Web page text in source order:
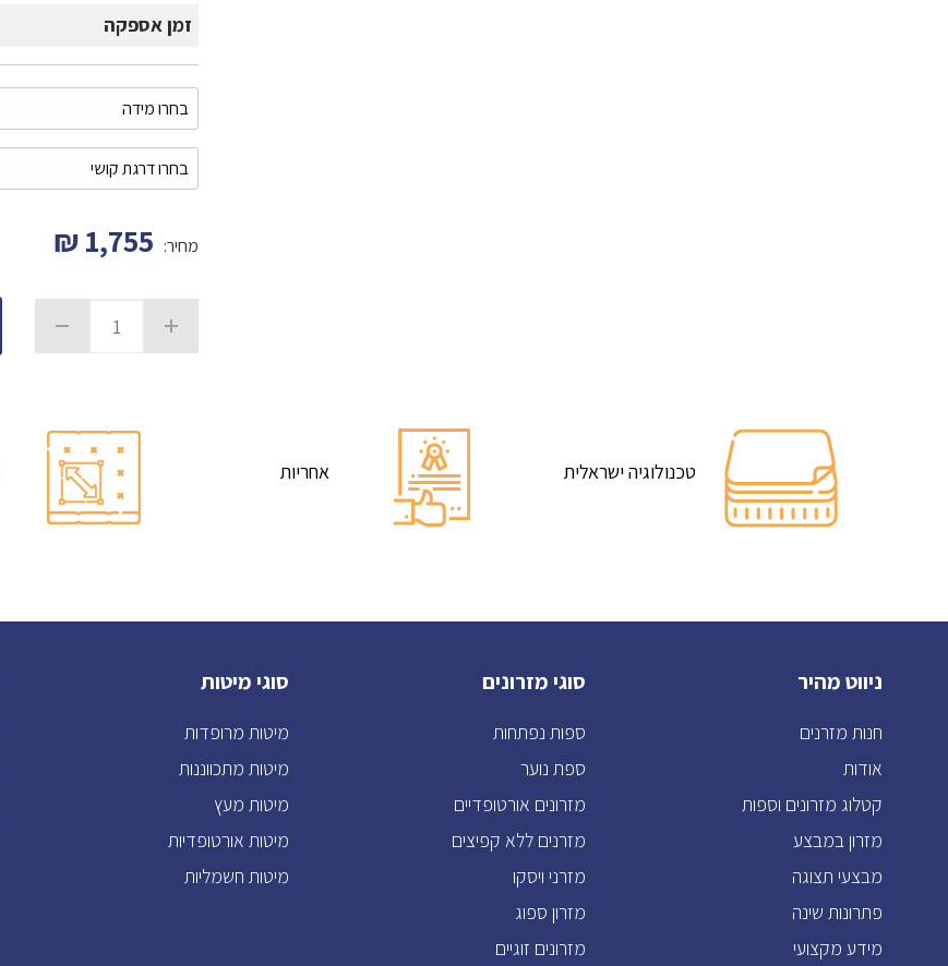
זמן אספקה
מחיר: 1,755
₪
טכנולוגיה ישראלית אחריות
ניווט מהיר
חנות מזרנים
אודות
קטלוג מזרונים וספות
מזרון במבצע
מבצעי תצוגה
פתרונות שינה
מידע מקצועי
סוגי מזרונים
ספות נפתחות
ספת נוער
מזרונים אורטופדיים
מזרנים ללא קפיצים
מזרני ויסקו
מזרון ספוג
מזרונים זוגיים
סוגי מיטות
מיטות מרופדות
מיטות מתכווננות
מיטות מעץ
מיטות אורטופדיות
מיטות חשמליות